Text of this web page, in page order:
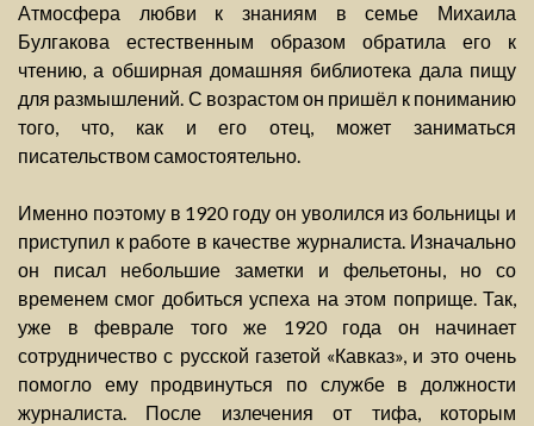
Атмосфера любви к знаниям в семье Михаила
Булгакова естественным образом обратила его к
чтению, а обширная домашняя библиотека дала пищу
для размышлений. С возрастом он пришёл к пониманию
того, что, как и его отец, может заниматься
писательством самостоятельно.
Именно поэтому в 1920 году он уволился из больницы и
приступил к работе в качестве журналиста. Изначально
он писал небольшие заметки и фельетоны, но со
временем смог добиться успеха на этом поприще. Так,
уже в феврале того же 1920 года он начинает
сотрудничество с русской газетой «Кавказ», и это очень
помогло ему продвинуться по службе в должности
журналиста. После излечения от тифа, которым